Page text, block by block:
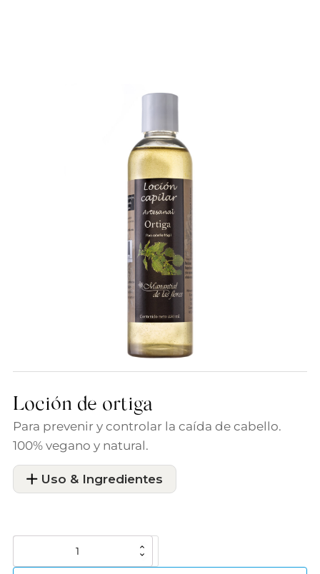
Loción de ortiga
Para prevenir y controlar la caída de cabello.
100% vegano y natural.
79.94
Uso & Ingredientes